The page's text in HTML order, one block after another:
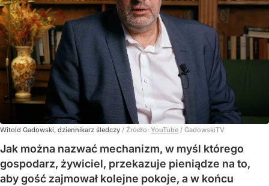
Witold Gadowski, dziennikarz śledczy / Źródło: YouTube / GadowskiTV
Jak można nazwać mechanizm, w myśl którego
gospodarz, żywiciel, przekazuje pieniądze na to,
aby gość zajmował kolejne pokoje, a w końcu